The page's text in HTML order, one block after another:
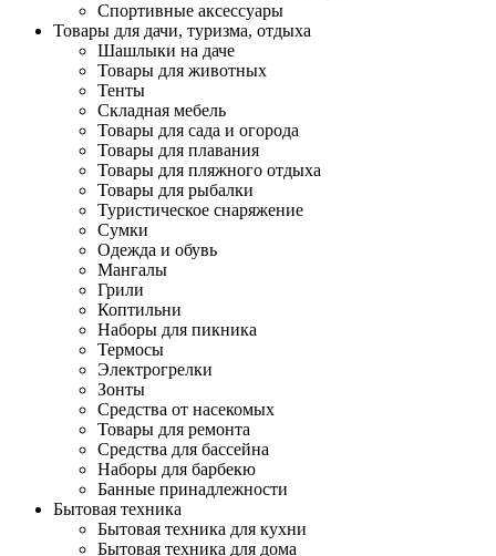
Спортивные аксессуары
Товары для дачи, туризма, отдыха
Шашлыки на даче
Товары для животных
Тенты
Складная мебель
Товары для сада и огорода
Товары для плавания
Товары для пляжного отдыха
Товары для рыбалки
Туристическое снаряжение
Сумки
Одежда и обувь
Мангалы
Грили
Коптильни
Наборы для пикника
Термосы
Электрогрелки
Зонты
Средства от насекомых
Товары для ремонта
Средства для бассейна
Наборы для барбекю
Банные принадлежности
Бытовая техника
Бытовая техника для кухни
Бытовая техника для дома